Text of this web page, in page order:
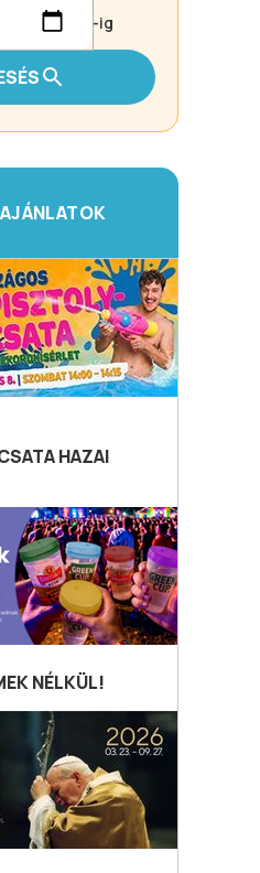
-ig
HAZAI
NÉLKÜL!